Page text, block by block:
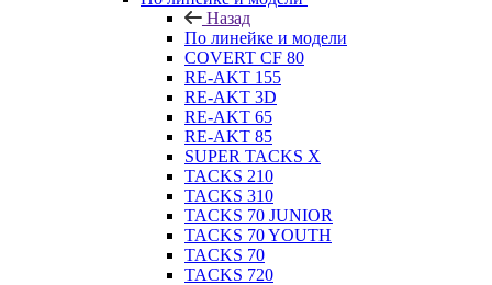
Назад
По линейке и модели
COVERT CF 80
RE-AKT 155
RE-AKT 3D
RE-AKT 65
RE-AKT 85
SUPER TACKS X
TACKS 210
TACKS 310
TACKS 70 JUNIOR
TACKS 70 YOUTH
TACKS 70
TACKS 720